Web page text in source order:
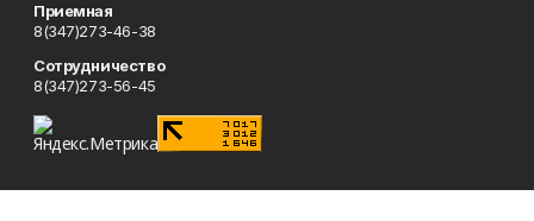
Приемная
8(347)273-46-38
Сотрудничество
8(347)273-56-45